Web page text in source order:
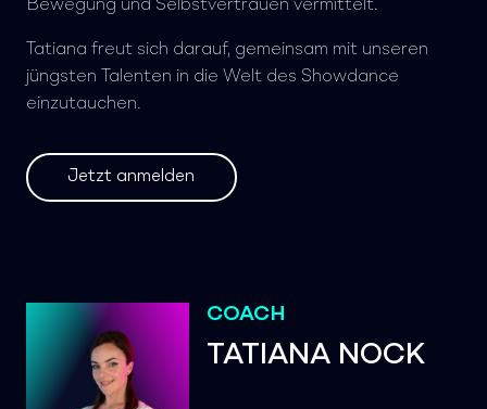
Bewegung und Selbstvertrauen vermittelt.
Tatiana freut sich darauf, gemeinsam mit unseren
jüngsten Talenten in die Welt des Showdance
einzutauchen.
Jetzt anmelden
COACH
TATIANA NOCK